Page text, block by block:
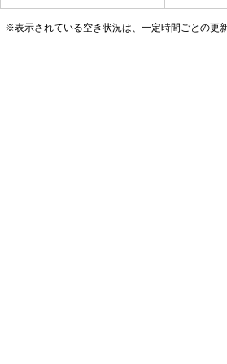
※表示されている空き状況は、一定時間ごとの更